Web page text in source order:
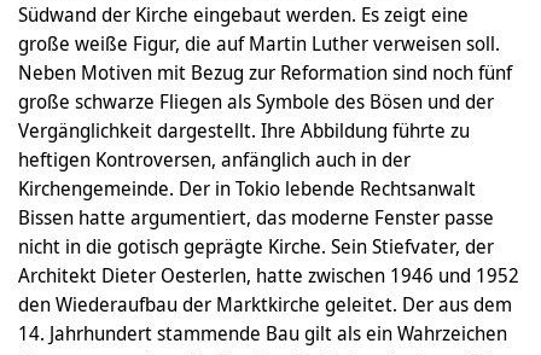
Südwand der Kirche eingebaut werden. Es zeigt eine
große weiße Figur, die auf Martin Luther verweisen soll.
Neben Motiven mit Bezug zur Reformation sind noch fünf
große schwarze Fliegen als Symbole des Bösen und der
Vergänglichkeit dargestellt. Ihre Abbildung führte zu
heftigen Kontroversen, anfänglich auch in der
Kirchengemeinde. Der in Tokio lebende Rechtsanwalt
Bissen hatte argumentiert, das moderne Fenster passe
nicht in die gotisch geprägte Kirche. Sein Stiefvater, der
Architekt Dieter Oesterlen, hatte zwischen 1946 und 1952
den Wiederaufbau der Marktkirche geleitet. Der aus dem
14. Jahrhundert stammende Bau gilt als ein Wahrzeichen